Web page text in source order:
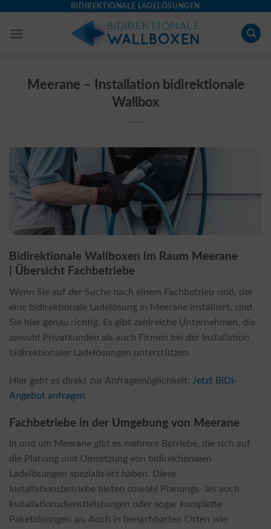
content
BIDIREKTIONALE LADELÖSUNGEN
Meerane – Installation bidirektionale
Wallbox
Bidirektionale Wallboxen im Raum Meerane
| Übersicht Fachbetriebe
Wenn Sie auf der Suche nach einem Fachbetrieb sind, der
eine bidirektionale Ladelösung in Meerane installiert, sind
Sie hier genau richtig. Es gibt zahlreiche Unternehmen, die
sowohl Privatkunden als auch Firmen bei der Installation
bidirektionaler Ladelösungen unterstützen.
Hier geht es direkt zur Anfragemöglichkeit: Jetzt BiDi-
Angebot anfragen
Fachbetriebe in der Umgebung von Meerane
In und um Meerane gibt es mehrere Betriebe, die sich auf
die Planung und Umsetzung von bidirektionalen
Ladelösungen spezialisiert haben. Diese
Installationsbetriebe bieten sowohl Planungs- als auch
Installationsdienstleistungen oder sogar komplette
Paketlösungen an. Auch in benachbarten Orten wie